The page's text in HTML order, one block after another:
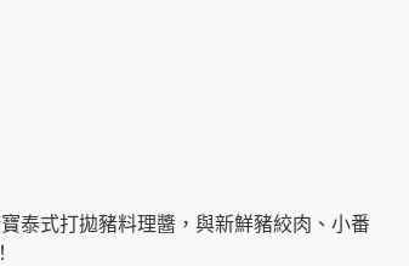
泰式打拋豬料理醬，與新鮮豬絞肉、小番